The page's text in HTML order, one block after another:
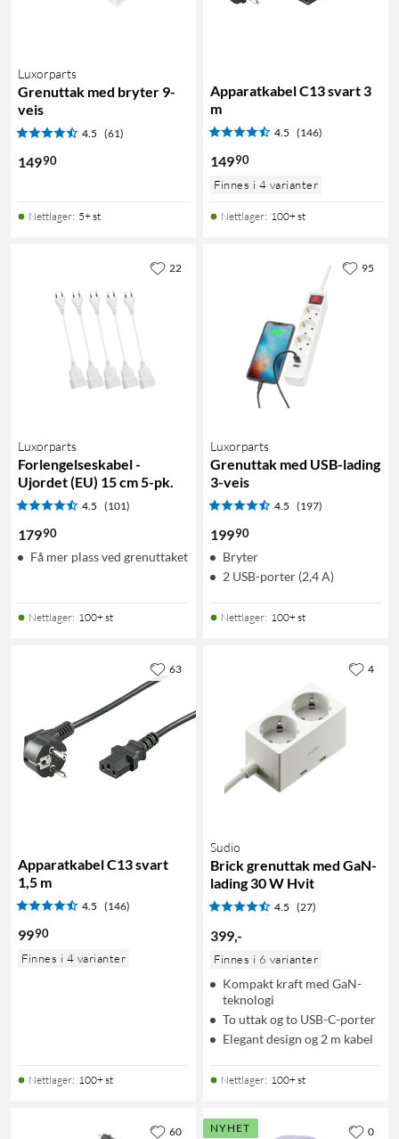
Luxorparts
Grenuttak med bryter 9-
veis
4.5 (61)
14990
Nettlager: 5+ st
Apparatkabel C13 svart 3
m
4.5 (146)
14990
Finnes i 4 varianter
Nettlager: 100+ st
Luxorparts
Forlengelseskabel -
Ujordet (EU) 15 cm 5-pk.
4.5 (101)
17990
Få mer plass ved grenuttaket
Nettlager: 100+ st
22
Luxorparts
Grenuttak med USB-lading
3-veis
4.5 (197)
19990
Bryter
2 USB-porter (2,4 A)
Nettlager: 100+ st
95
Apparatkabel C13 svart
1,5 m
4.5 (146)
9990
Finnes i 4 varianter
Nettlager: 100+ st
63
Sudio
Brick grenuttak med GaN-
lading 30 W Hvit
4.5 (27)
399,-
Finnes i 6 varianter
Kompakt kraft med GaN-
teknologi
To uttak og to USB-C-porter
Elegant design og 2 m kabel
Nettlager: 100+ st
4
60 NYHET 0